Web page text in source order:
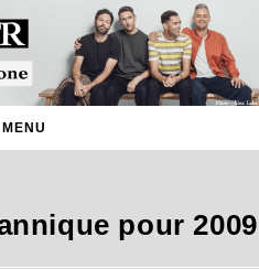
MENU
pour 2009